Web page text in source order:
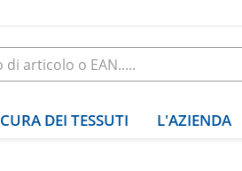
CURA DEI TESSUTI L'AZIENDA